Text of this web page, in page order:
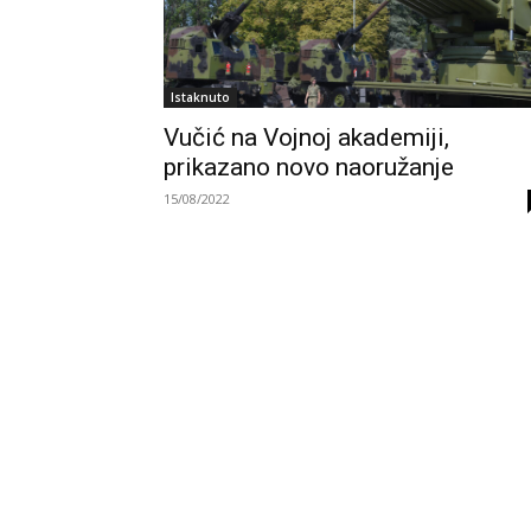
Istaknuto
Vučić na Vojnoj akademiji,
prikazano novo naoružanje
15/08/2022